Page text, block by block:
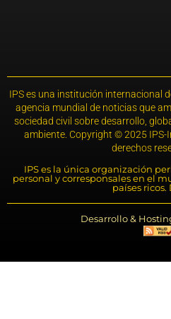
IPS es una institución internacional
agencia mundial de noticias que
sociedad civil sobre desarrollo,
ambiente. Copyright © 2025 IPS-
derechos
IPS es la única organización
personal y corresponsales en el
países ricos.
Desarrollo &